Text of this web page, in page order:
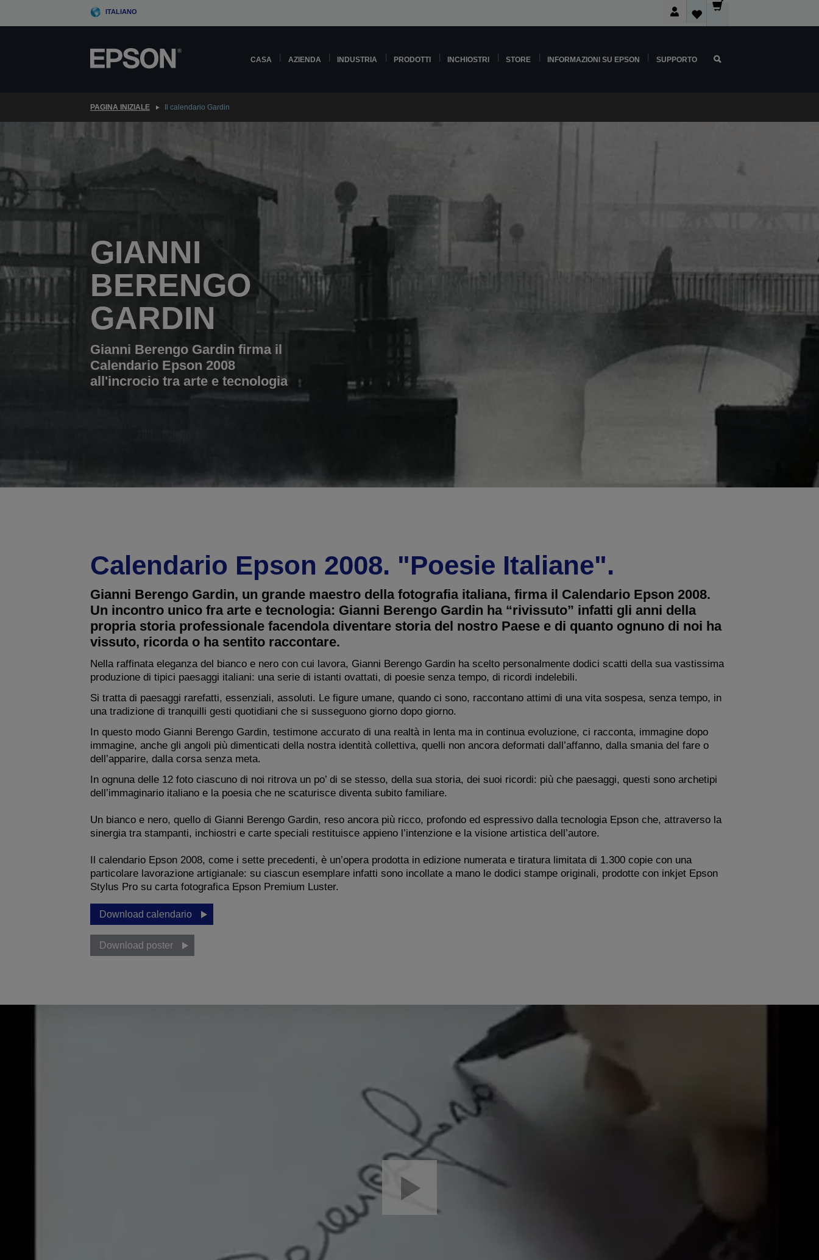
ITALIANO
CASA AZIENDA INDUSTRIA PRODOTTI INCHIOSTRI STORE INFORMAZIONI SU EPSON SUPPORTO
PAGINA INIZIALE Il calendario Gardin
GIANNI
BERENGO
GARDIN
Gianni Berengo Gardin firma il
Calendario Epson 2008
all'incrocio tra arte e tecnologia
Calendario Epson 2008. "Poesie Italiane".
Gianni Berengo Gardin, un grande maestro della fotografia italiana, firma il Calendario Epson 2008.
Un incontro unico fra arte e tecnologia: Gianni Berengo Gardin ha “rivissuto” infatti gli anni della
propria storia professionale facendola diventare storia del nostro Paese e di quanto ognuno di noi ha
vissuto, ricorda o ha sentito raccontare.
Nella raffinata eleganza del bianco e nero con cui lavora, Gianni Berengo Gardin ha scelto personalmente dodici scatti della sua vastissima
produzione di tipici paesaggi italiani: una serie di istanti ovattati, di poesie senza tempo, di ricordi indelebili.
Si tratta di paesaggi rarefatti, essenziali, assoluti. Le figure umane, quando ci sono, raccontano attimi di una vita sospesa, senza tempo, in
una tradizione di tranquilli gesti quotidiani che si susseguono giorno dopo giorno.
In questo modo Gianni Berengo Gardin, testimone accurato di una realtà in lenta ma in continua evoluzione, ci racconta, immagine dopo
immagine, anche gli angoli più dimenticati della nostra identità collettiva, quelli non ancora deformati dall’affanno, dalla smania del fare o
dell’apparire, dalla corsa senza meta.
In ognuna delle 12 foto ciascuno di noi ritrova un po’ di se stesso, della sua storia, dei suoi ricordi: più che paesaggi, questi sono archetipi
dell’immaginario italiano e la poesia che ne scaturisce diventa subito familiare.
Un bianco e nero, quello di Gianni Berengo Gardin, reso ancora più ricco, profondo ed espressivo dalla tecnologia Epson che, attraverso la
sinergia tra stampanti, inchiostri e carte speciali restituisce appieno l’intenzione e la visione artistica dell’autore.
Il calendario Epson 2008, come i sette precedenti, è un’opera prodotta in edizione numerata e tiratura limitata di 1.300 copie con una
particolare lavorazione artigianale: su ciascun esemplare infatti sono incollate a mano le dodici stampe originali, prodotte con inkjet Epson
Stylus Pro su carta fotografica Epson Premium Luster.
Download calendario
Download poster